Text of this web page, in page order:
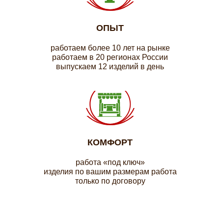
ОПЫТ
работаем более 10 лет на рынке
работаем в 20 регионах России
выпускаем 12 изделий в день
КОМФОРТ
работа «под ключ»
изделия по вашим размерам работа
только по договору